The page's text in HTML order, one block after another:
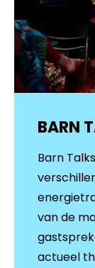
BARN
Barn
van de
actueel